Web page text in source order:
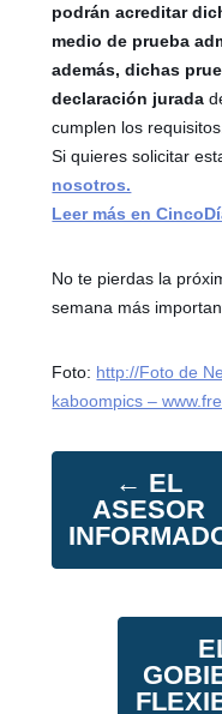
podrán acreditar
medio de prueba
además, dichas
declaración jurada
cumplen los
Si quieres solicitar
nosotros.
Leer más en
No te pierdas la
semana más
Foto: http://Foto de
kaboompics –
← EL
ASESOR